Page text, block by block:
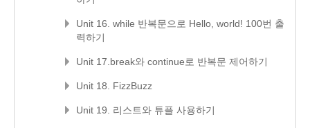
Unit 16. while 반복문으로 Hello, world! 100번 출
력하기
Unit 17.break와 continue로 반복문 제어하기
Unit 18. FizzBuzz
Unit 19. 리스트와 튜플 사용하기